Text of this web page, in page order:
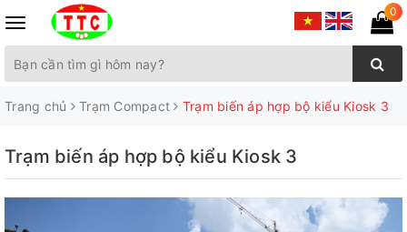
Toggle
navigation
0
Trang chủ Trạm Compact Trạm biến áp hợp bộ kiểu Kiosk 3
Trạm biến áp hợp bộ kiểu Kiosk 3